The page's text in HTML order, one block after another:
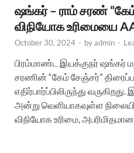
ஷங்கர் – ராம் சரண்
விநியோக உரிமையை
October 30, 2024 - byadmin -
பிரம்மாண்ட இயக்குநர் ஷங்கர்
சரணின் “கேம் சேஞ்சர்”
எதிர்பார்ப்பிலிருந்து
அன்று வெளியாகவுள்ள
விநியோக உரிமை,